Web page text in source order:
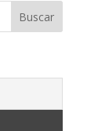
Buscar